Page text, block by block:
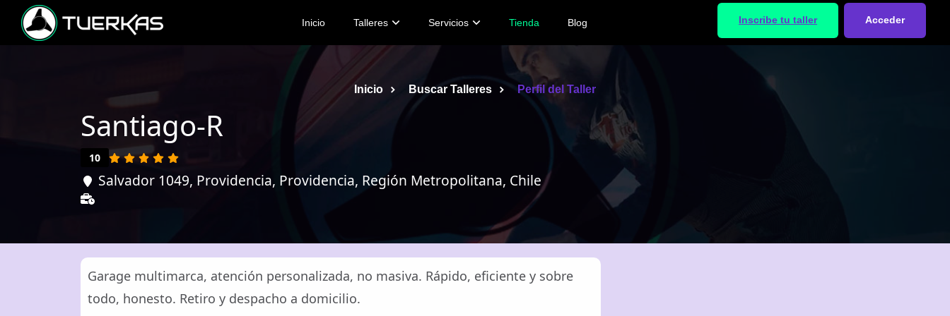
Inicio Talleres Servicios Tienda Blog Inscribe tu taller Acceder
Inicio Buscar Talleres Perfil del Taller
Santiago-R
10
Salvador 1049, Providencia, Providencia, Región Metropolitana, Chile
Garage multimarca, atención personalizada, no masiva. Rápido, eficiente y sobre
todo, honesto. Retiro y despacho a domicilio.